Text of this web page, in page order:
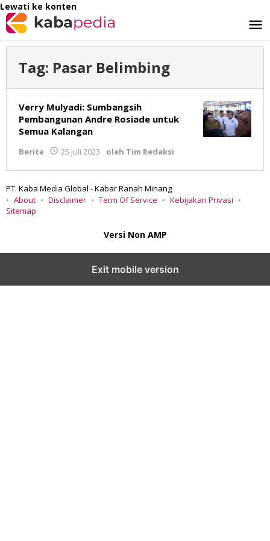
Lewati ke konten
Tag: Pasar Belimbing
Verry Mulyadi: Sumbangsih
Pembangunan Andre Rosiade untuk
Semua Kalangan
Berita 25 Juli 2023 oleh Tim Redaksi
PT. Kaba Media Global - Kabar Ranah Minang
About
Disclaimer Term Of Service
Kebijakan Privasi
Sitemap
Versi Non AMP
Exit mobile version